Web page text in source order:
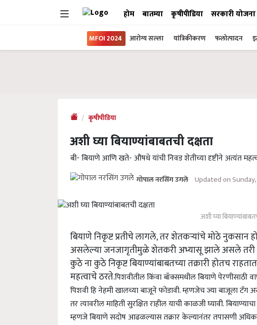
होम बातम्या कृषीपीडिया सरकारी योजना
MFOI 2024 आरोग्य सल्ला यांत्रिकीकरण फलोत्पादन
कृषीपीडिया
अशी घ्या बियाण्यांबाबतची दक्षता
बी- बियाणे आणि खते- औषधे यांची निवड शेतीच्या दृष्टीने अत्यंत
गोपाल नरसिंग उगले Updated on
अशी घ्या
बियाणे निकृष्ट प्रतीचे लागले, तर शेतकऱ्यांचे मोठे नुकसान
असलेल्या जनजागृतीमुळे शेतकरी अभ्यासू झाले असले तरी
कुठे ना कुठे निकृष्ट बियाण्यांबाबतच्या तक्रारी होतच
महत्वाचे ठरते.पिशवीतील किंवा बॉक्समधील बियाणे पेरणीसाठी
पिशवी हि नेहमी खालच्या बाजूने फोडावी. म्हणजेच ज्या बाजूला
तर त्यावरील माहिती सुरक्षित राहील याची काळजी घ्यावी.
म्हणजे बियाणे सदोष आढळल्यास तक्रार केल्यानंतर तपासणी